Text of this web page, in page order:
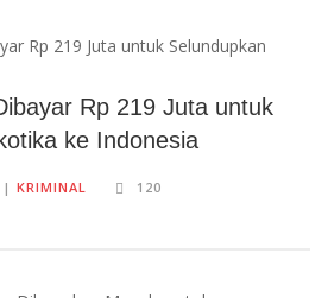
Rp 219 Juta untuk
ke Indonesia
KRIMINAL 120